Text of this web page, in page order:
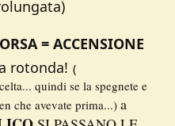
= ACCENSIONE
rotonda! (
quindi se la spegnete e
che avevate prima...) a